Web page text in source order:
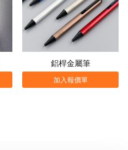
鋁桿金屬筆
加入報價單